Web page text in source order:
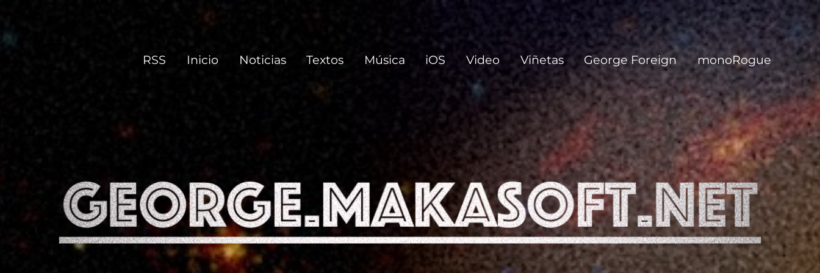
RSS Inicio Noticias Textos Música iOS Video Viñetas George Foreign monoRogue